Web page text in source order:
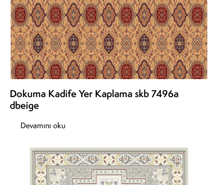
Dokuma Kadife Yer Kaplama skb 7496a
dbeige
Devamını oku